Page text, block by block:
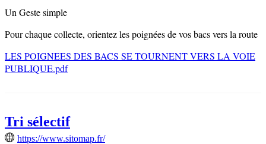
Un Geste simple
Pour chaque collecte, orientez les poignées de vos bacs vers la route
LES POIGNEES DES BACS SE TOURNENT VERS LA VOIE
PUBLIQUE.pdf
Tri sélectif
https://www.sitomap.fr/